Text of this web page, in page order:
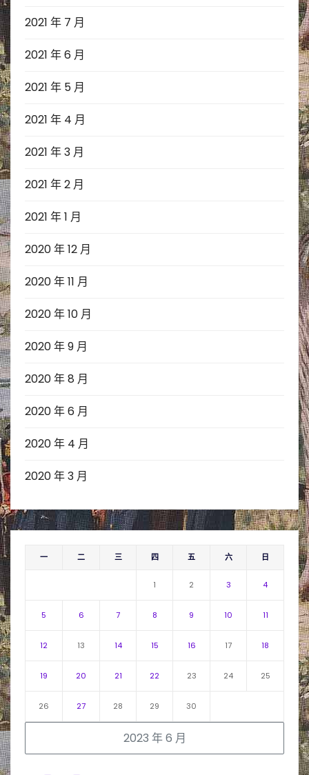
2021 年 7 月
2021 年 6 月
2021 年 5 月
2021 年 4 月
2021 年 3 月
2021 年 2 月
2021 年 1 月
2020 年 12 月
2020 年 11 月
2020 年 10 月
2020 年 9 月
2020 年 8 月
2020 年 6 月
2020 年 4 月
2020 年 3 月
2023 年 6 月
一 二 三 四 五 六 日
1 2 3 4
5 6 7 8 9 10 11
12 13 14 15 16 17 18
19 20 21 22 23 24 25
26 27 28 29 30